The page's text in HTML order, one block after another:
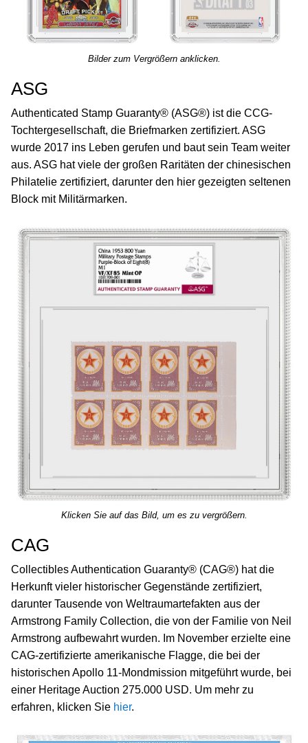
Bilder zum Vergrößern anklicken.
ASG
Authenticated Stamp Guaranty® (ASG®) ist die CCG-
Tochtergesellschaft, die Briefmarken zertifiziert. ASG
wurde 2017 ins Leben gerufen und baut sein Team weiter
aus. ASG hat viele der großen Raritäten der chinesischen
Philatelie zertifiziert, darunter den hier gezeigten seltenen
Block mit Militärmarken.
Klicken Sie auf das Bild, um es zu vergrößern.
CAG
Collectibles Authentication Guaranty® (CAG®) hat die
Herkunft vieler historischer Gegenstände zertifiziert,
darunter Tausende von Weltraumartefakten aus der
Armstrong Family Collection, die von der Familie von Neil
Armstrong aufbewahrt wurden. Im November erzielte eine
CAG-zertifizierte amerikanische Flagge, die bei der
historischen Apollo 11-Mondmission mitgeführt wurde, bei
einer Heritage Auction 275.000 USD. Um mehr zu
erfahren, klicken Sie hier.